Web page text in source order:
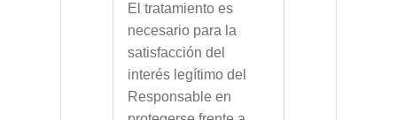
El tratamiento es
necesario para la
satisfacción del
interés legítimo del
Responsable en